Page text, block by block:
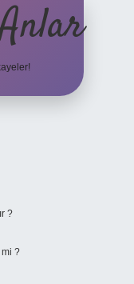
?
mi ?